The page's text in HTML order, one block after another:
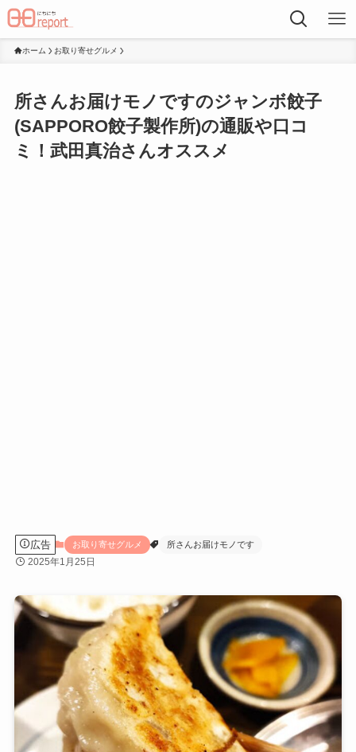
ホーム お取り寄せグルメ
所さんお届けモノですのジャンボ餃子
(SAPPORO餃子製作所)の通販や口コ
ミ！武田真治さんオススメ
広告 お取り寄せグルメ 所さんお届けモノです
2025年1月25日